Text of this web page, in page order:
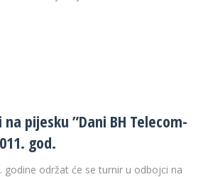
pijesku ”Dani BH Telecom-
god.
godine održat će se turnir u odbojci na